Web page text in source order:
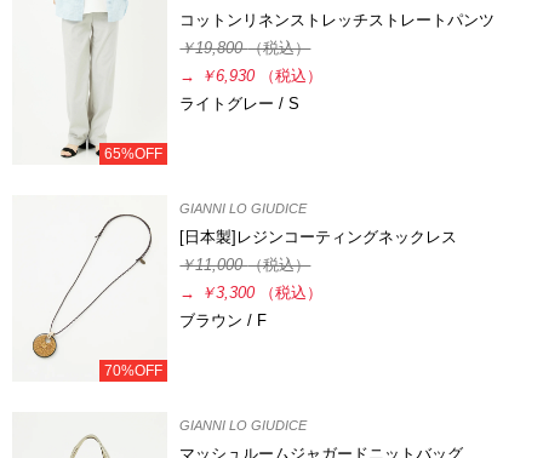
65%OFF
コットンリネンストレッチストレートパンツ
￥19,800（税込）
→
￥6,930
（税込）
ライトグレー / S
70%OFF
GIANNI LO GIUDICE
[日本製]レジンコーティングネックレス
￥11,000（税込）
→
￥3,300
（税込）
ブラウン / F
GIANNI LO GIUDICE
マッシュルームジャガードニットバッグ